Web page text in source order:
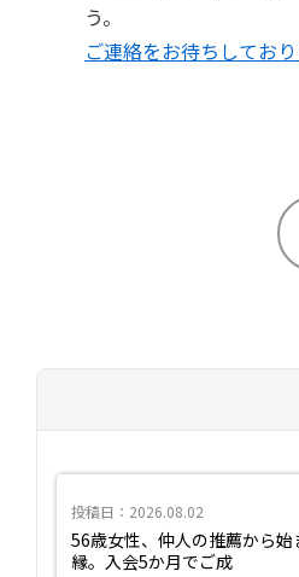
う。
ご連絡をお待ちしてお
投稿日：2026.08.02
56歳女性、仲人の推薦から始
縁。入会5か月でご成